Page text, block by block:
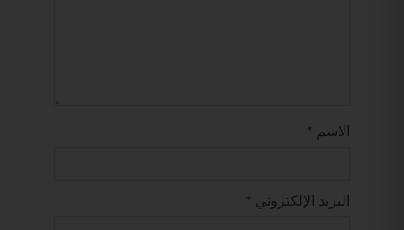
الاسم *
البريد الإلكتروني *